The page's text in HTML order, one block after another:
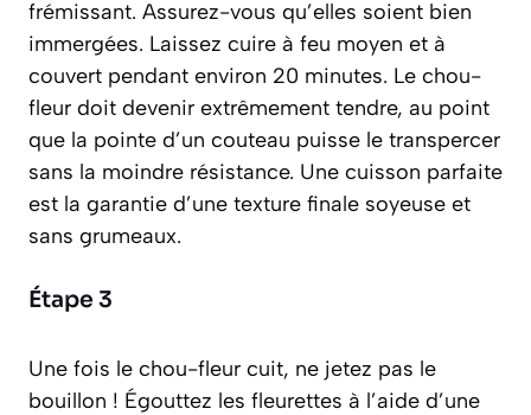
frémissant. Assurez-vous qu’elles soient bien
immergées. Laissez cuire à feu moyen et à
couvert pendant environ 20 minutes. Le chou-
fleur doit devenir extrêmement tendre, au point
que la pointe d’un couteau puisse le transpercer
sans la moindre résistance. Une cuisson parfaite
est la garantie d’une texture finale soyeuse et
sans grumeaux.
Étape 3
Une fois le chou-fleur cuit, ne jetez pas le
bouillon ! Égouttez les fleurettes à l’aide d’une